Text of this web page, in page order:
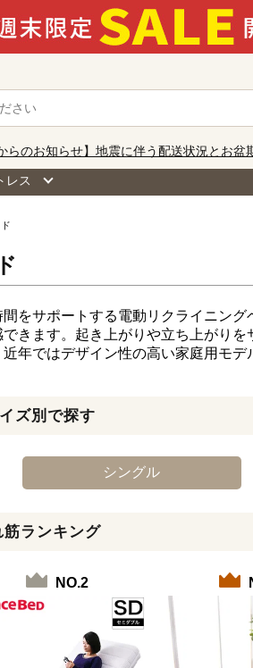
らのお知らせ】地震に伴う配送状況とお盆
レス
をサポートする電動リクライニン
きます。起き上がりや立ち上がり
年ではデザイン性の高い家庭用モ
ズ別で探す
シングル
ランキング
NO.2